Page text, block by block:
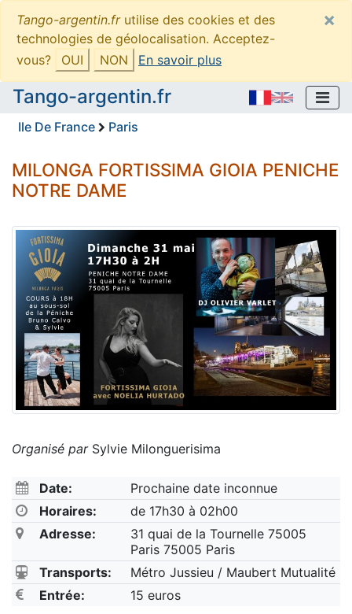
Tango-argentin.frutilise des cookies et des
technologies de géolocalisation. Acceptez-
vous?
OUI NON En savoir plus
×
Tango-argentin.fr
Ile De France Paris
MILONGA FORTISSIMA GIOIA PENICHE
NOTRE DAME
Organisé parSylvie Milonguerisima
Date:
Prochaine date inconnue
Horaires:
de 17h30 à 02h00
Adresse:
31 quai de la Tournelle 75005
Paris 75005 Paris
Transports:
Métro Jussieu / Maubert Mutualité
Entrée:
15 euros